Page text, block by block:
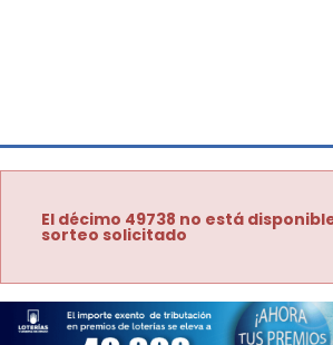
El décimo 49738 no está
sorteo solicitado